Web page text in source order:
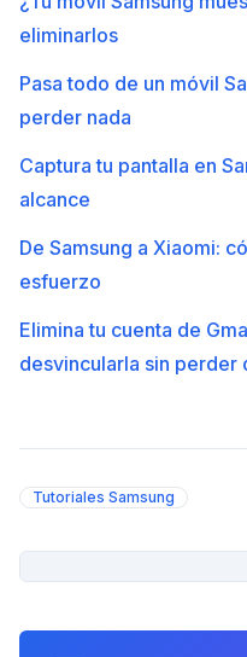
eliminarlos
Pasa todo de un móvil
perder nada
Captura tu pantalla en
alcance
De Samsung a Xiaomi:
esfuerzo
Elimina tu cuenta de
desvincularla sin perder
Tutoriales Samsung